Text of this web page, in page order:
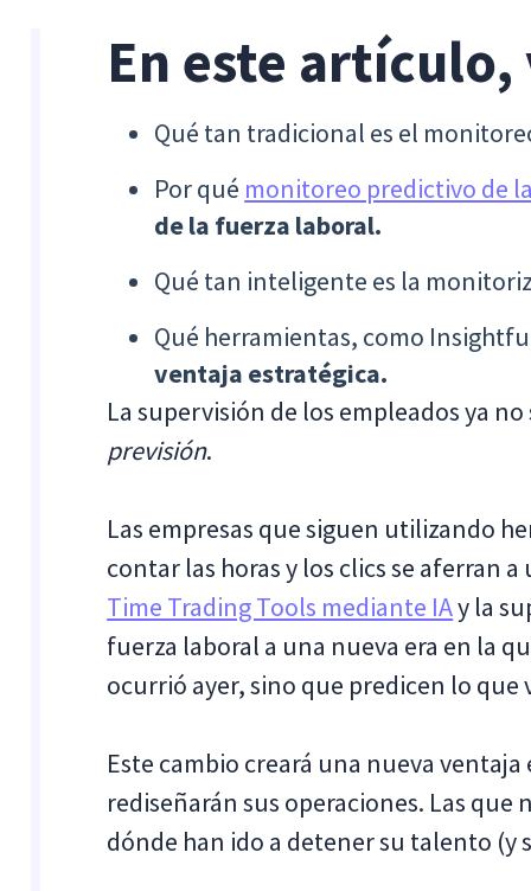
En este
Qué tan tradicional es el
Por qué monitoreo predictivo de
de la fuerza laboral.
Qué tan inteligente es la
Qué herramientas, como
ventaja estratégica.
La supervisión de los empleados ya
previsión.
Las empresas que siguen utilizando
contar las horas y los clics se aferran
Time Trading Tools mediante IAy la
fuerza laboral a una nueva era en la
ocurrió ayer, sino que predicen lo que
Este cambio creará una nueva
rediseñarán sus operaciones. Las
dónde han ido a detener su talento (y